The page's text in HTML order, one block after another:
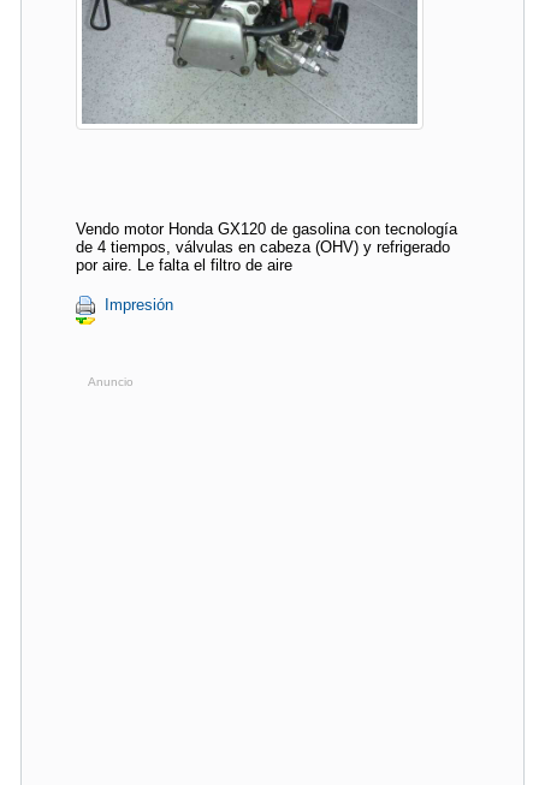
Vendo motor Honda GX120 de gasolina con tecnología
de 4 tiempos, válvulas en cabeza (OHV) y refrigerado
por aire. Le falta el filtro de aire
Impresión
Anuncio